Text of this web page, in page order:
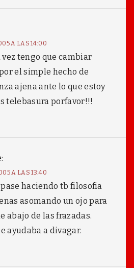
A LAS 14:00
vez tengo que cambiar
el simple hecho de
ajena ante lo que estoy
telebasura porfavor!!!
A LAS 13:40
haciendo tb filosofia
asomando un ojo para
abajo de las frazadas.
ayudaba a divagar.